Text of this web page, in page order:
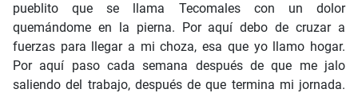
pueblito que se llama Tecomales con un dolor
quemándome en la pierna. Por aquí debo de cruzar a
fuerzas para llegar a mi choza, esa que yo llamo hogar.
Por aquí paso cada semana después de que me jalo
saliendo del trabajo, después de que termina mi jornada.